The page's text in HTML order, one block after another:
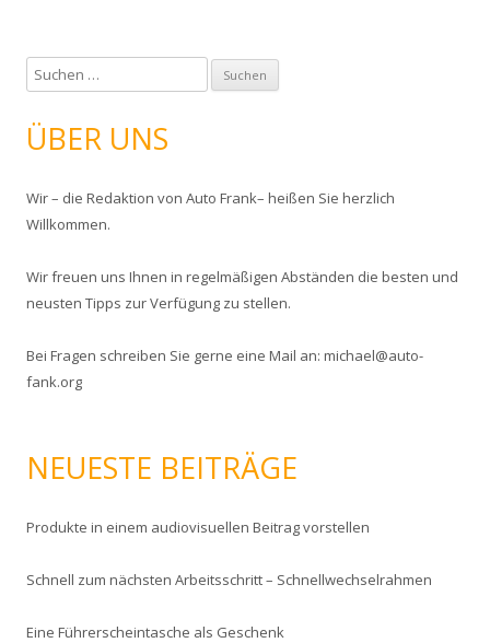
u
h
n
n
c
h
ÜBER UNS
Wir – die Redaktion von Auto Frank– heißen Sie herzlich
Willkommen.
Wir freuen uns Ihnen in regelmäßigen Abständen die besten und
neusten Tipps zur Verfügung zu stellen.
Bei Fragen schreiben Sie gerne eine Mail an: michael@auto-
fank.org
NEUESTE BEITRÄGE
Produkte in einem audiovisuellen Beitrag vorstellen
Schnell zum nächsten Arbeitsschritt – Schnellwechselrahmen
Eine Führerscheintasche als Geschenk